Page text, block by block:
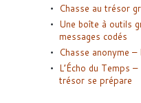
Chasse au trésor
Une boîte à outils
messages codés
Chasse anonyme
L’Écho du Temps
trésor se prépare